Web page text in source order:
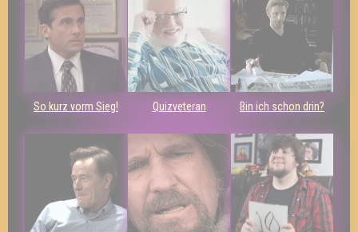
So kurz vorm Sieg! Quizveteran Bin ich schon drin?